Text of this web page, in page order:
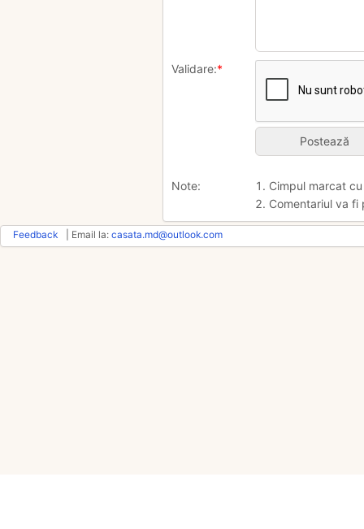
Validare:*
Note:
1. Cimpul marcat
2. Comentariul va
Feedback | Email la: casata.md@outlook.com